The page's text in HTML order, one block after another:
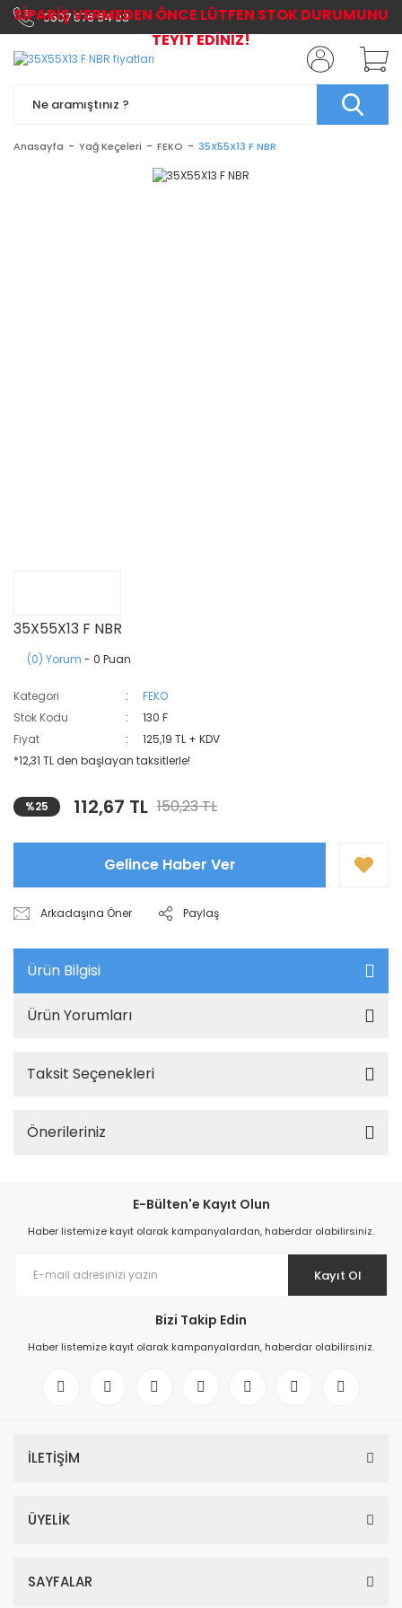
0507 576 64 03
Anasayfa Yağ Keçeleri FEKO 35X55X13 F NBR
35X55X13 F NBR
(0) Yorum - 0 Puan
Kategori
FEKO
Stok Kodu
130 F
Fiyat
125,19 TL + KDV
*12,31 TL den başlayan taksitlerle!
%25 112,67 TL 150,23 TL
Gelince Haber Ver
Arkadaşına Öner Paylaş
Ürün Bilgisi
Ürün Yorumları
Taksit Seçenekleri
Önerileriniz
E-Bülten'e Kayıt Olun
Haber listemize kayıt olarak kampanyalardan, haberdar olabilirsiniz.
Kayıt Ol
Bizi Takip Edin
Haber listemize kayıt olarak kampanyalardan, haberdar olabilirsiniz.
İLETİŞİM
ÜYELİK
SAYFALAR
SİPARİŞ VERMEDEN ÖNCE LÜTFEN STOK DURUMUNU
TEYİT EDİNİZ!